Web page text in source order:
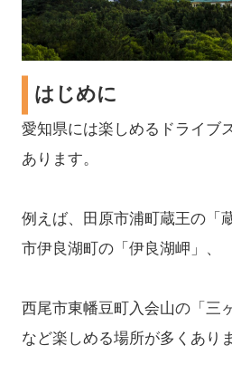
はじめに
愛知県には楽しめるドライブ
あります。
例えば、田原市浦町蔵王の「
市伊良湖町の「伊良湖岬」、
西尾市東幡豆町入会山の「三
など楽しめる場所が多くあり